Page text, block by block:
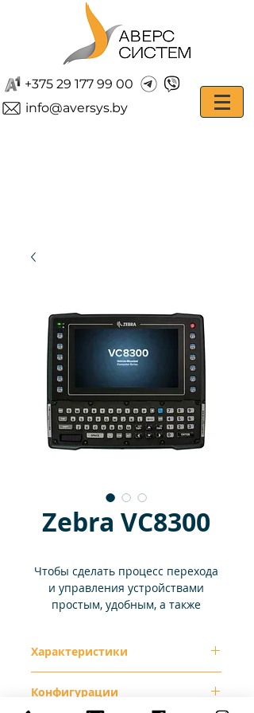
+375 29 177 99 00
info@aversys.by
Zebra VC8300
Чтобы сделать процесс перехода
и управления устройствами
простым, удобным, а также
Для поддержки традиционных
приложений с эмуляцией
терминала требуется клавиатура,
Характеристики
Размеры
ШxВxГ 10,87 x9,37
Конфигурации